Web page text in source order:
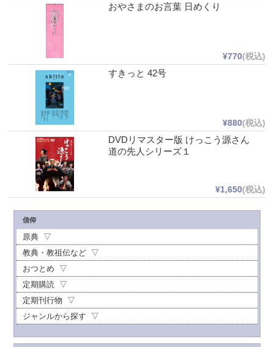
おやさまのお言葉 日めくり
¥770(税込)
すきっと 42号
¥880(税込)
DVDリマスター版 けっこう源さん
道の先人シリーズ１
¥1,650(税込)
信仰
原典
教典・教祖伝など
おつとめ
定期購読
定期刊行物
ジャンルから探す